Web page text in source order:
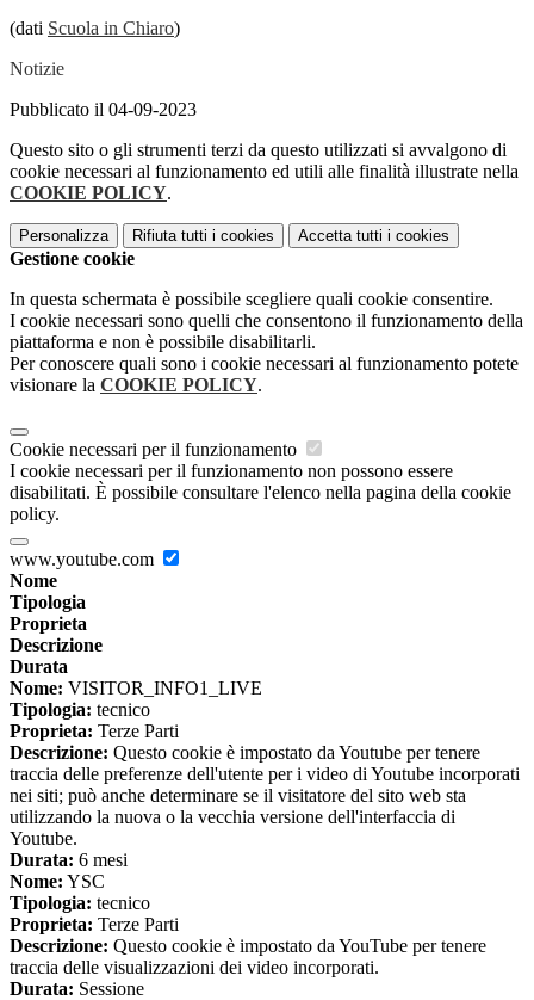
(dati Scuola in Chiaro)
Notizie
Pubblicato il 04-09-2023
Questo sito o gli strumenti terzi da questo utilizzati si avvalgono di
cookie necessari al funzionamento ed utili alle finalità illustrate nella
COOKIE POLICY.
Personalizza Rifiuta tutti i cookies Accetta tutti i cookies
Gestione cookie
In questa schermata è possibile scegliere quali cookie consentire.
I cookie necessari sono quelli che consentono il funzionamento della
piattaforma e non è possibile disabilitarli.
Per conoscere quali sono i cookie necessari al funzionamento potete
visionare la COOKIE POLICY.
Cookie necessari per il funzionamento
I cookie necessari per il funzionamento non possono essere
disabilitati. È possibile consultare l'elenco nella pagina della cookie
policy.
www.youtube.com
Nome
Tipologia
Proprieta
Descrizione
Durata
Nome: VISITOR_INFO1_LIVE
Tipologia: tecnico
Proprieta: Terze Parti
Descrizione: Questo cookie è impostato da Youtube per tenere
traccia delle preferenze dell'utente per i video di Youtube incorporati
nei siti; può anche determinare se il visitatore del sito web sta
utilizzando la nuova o la vecchia versione dell'interfaccia di
Youtube.
Durata: 6 mesi
Nome: YSC
Tipologia: tecnico
Proprieta: Terze Parti
Descrizione: Questo cookie è impostato da YouTube per tenere
traccia delle visualizzazioni dei video incorporati.
Durata: Sessione